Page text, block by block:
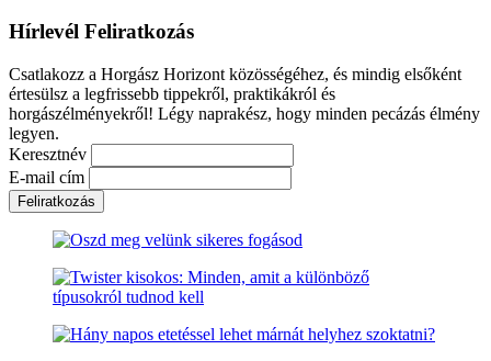
Hírlevél Feliratkozás
Csatlakozz a Horgász Horizont közösségéhez, és mindig elsőként
értesülsz a legfrissebb tippekről, praktikákról és
horgászélményekről! Légy naprakész, hogy minden pecázás élmény
legyen.
Keresztnév
E-mail cím